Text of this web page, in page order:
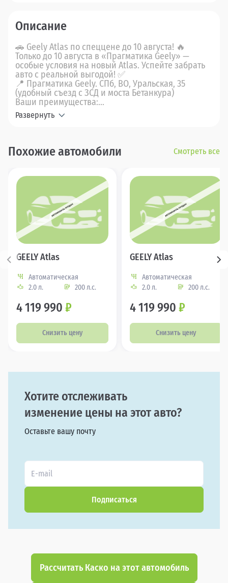
Описание
🚗 Geely Atlas по спеццене до 10 августа! 🔥
Только до 10 августа в «Прагматика Geely» —
особые условия на новый Atlas. Успейте забрать
авто с реальной выгодой! ✅
📍 Прагматика Geely. СПб, ВО, Уральская, 35
(удобный съезд с ЗСД и моста Бетанкура)
Ваши преимущества:...
Развернуть
Похожие автомобили Смотреть все
GEELY Atlas
Автоматическая
2.0 л.
200 л.с.
4 119 990 ₽
Снизить цену
GEELY Atlas
Автоматическая
2.0 л.
200 л.с.
4 119 990 ₽
Снизить цену
Хотите отслеживать
изменение цены на этот авто?
Оставьте вашу почту
Подписаться
Рассчитать Каско на этот автомобиль